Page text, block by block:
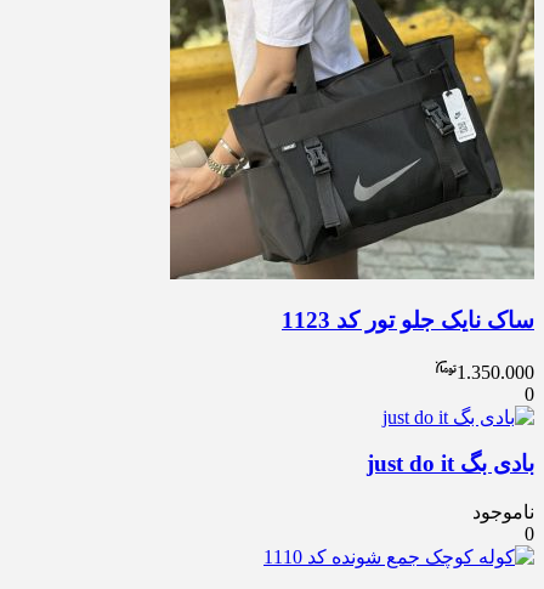
ساک نایک جلو تور کد 1123
1.350.000
0
بادی بگ just do it
ناموجود
0